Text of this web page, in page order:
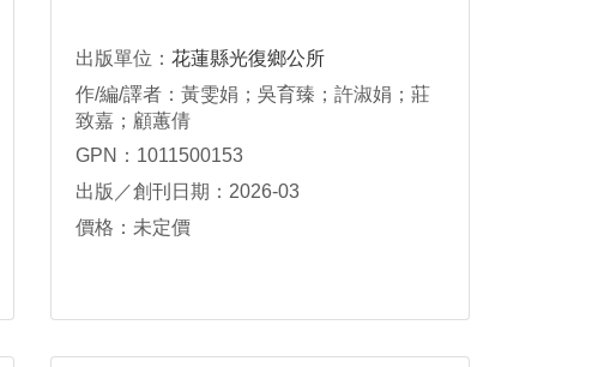
出版單位： 花蓮縣光復鄉公所
作/編/譯者：黃雯娟；吳育臻；許淑娟；莊
致嘉；顧蕙倩
GPN：1011500153
出版／創刊日期：2026-03
價格：未定價